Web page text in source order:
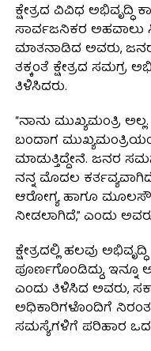
ಕ್ಷೇತ್ರದ ವಿವಿಧ
ಸಾರ್ವಜನಿಕರ ಅಹವಾಲು
ಮಾತನಾಡಿದ ಅವರು,
ತಕ್ಕಂತೆ ಕ್ಷೇತ್ರದ ಸಮಗ್ರ
ತಿಳಿಸಿದರು.
“ನಾನು ಮುಖ್ಯಮಂತ್ರಿ
ಬಂದಾಗ
ಮಾಡುತ್ತಿದ್ದೇನೆ. ಜನರ
ನನ್ನ ಮೊದಲ
ಆರೋಗ್ಯ ಹಾಗೂ
ನೀಡಲಾಗಿದೆ,” ಎಂದು
ಕ್ಷೇತ್ರದಲ್ಲಿ ಹಲವು
ಪೂರ್ಣಗೊಂಡಿದ್ದು,
ಎಂದು ತಿಳಿಸಿದ ಅವರು,
ಅಧಿಕಾರಿಗಳೊಂದಿಗೆ
ಸಮಸ್ಯೆಗಳಿಗೆ ಪರಿಹಾರ